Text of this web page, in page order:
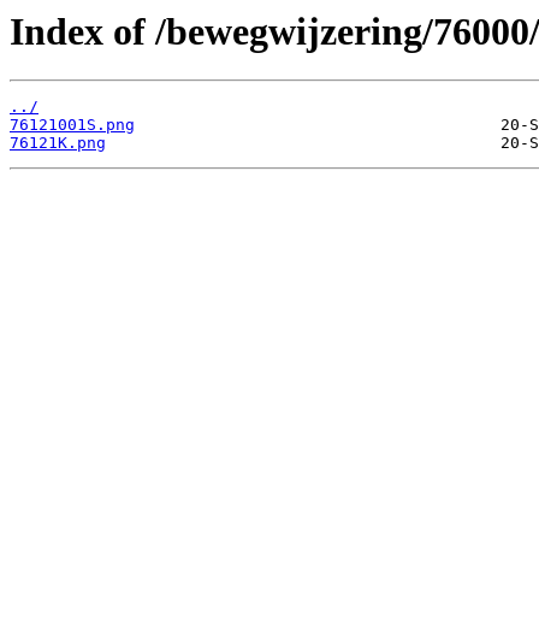
Index of /bewegwijzering/
../
76121001S.png
76121K.png